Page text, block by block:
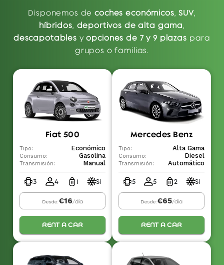
Disponemos decoches económicos,SUV,
híbridos, deportivos de alta gama,
descapotables yopciones de 7 y 9 plazas para
grupos o familias.
Fiat 500
Tipo: Económico
Consumo: Gasolina
Transmisión: Manual
3 4 1 Sí
Desde:€16/día
RENT A CAR
Mercedes Benz
Tipo: Alta Gama
Consumo: Diesel
Transmisión: Automático
5 5 2 Sí
Desde:€65/día
RENT A CAR